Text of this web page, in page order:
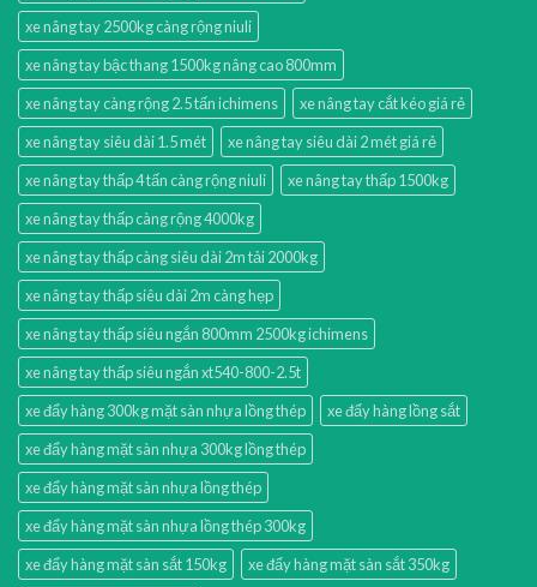
xe nâng tay 2500kg càng rộng niuli
xe nâng tay bậc thang 1500kg nâng cao 800mm
xe nâng tay càng rộng 2.5 tấn ichimens
xe nâng tay cắt kéo giá rẻ
xe nâng tay siêu dài 1.5 mét
xe nâng tay siêu dài 2 mét giá rẻ
xe nâng tay thấp 4 tấn càng rộng niuli
xe nâng tay thấp 1500kg
xe nâng tay thấp càng rộng 4000kg
xe nâng tay thấp càng siêu dài 2m tải 2000kg
xe nâng tay thấp siêu dài 2m càng hẹp
xe nâng tay thấp siêu ngắn 800mm 2500kg ichimens
xe nâng tay thấp siêu ngắn xt540-800-2.5t
xe đẩy hàng 300kg mặt sàn nhựa lồng thép
xe đẩy hàng lồng sắt
xe đẩy hàng mặt sàn nhựa 300kg lồng thép
xe đẩy hàng mặt sàn nhựa lồng thép
xe đẩy hàng mặt sàn nhựa lồng thép 300kg
xe đẩy hàng mặt sàn sắt 150kg
xe đẩy hàng mặt sàn sắt 350kg